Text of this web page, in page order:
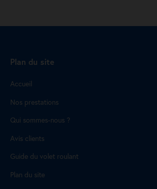
Plan du site
Accueil
Nos prestations
Qui sommes-nous ?
Avis clients
Guide du volet roulant
Plan du site